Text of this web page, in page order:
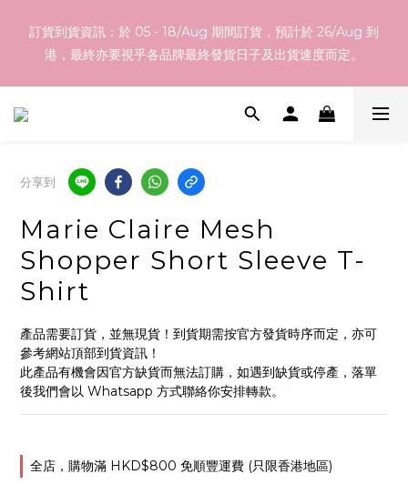
港，最終亦要視乎各品牌最終發貨日子及出貨速度而定。
衫、褲、鞋、家品等等都可以！ 歡迎 Whatsapp 55465100 向我
們查詢！
於本網店選購滿指定總額以上均可享有免運費優惠，香港地區
港，最終亦要視乎各品牌最終發貨日子及出貨速度而定。
分享到
Marie Claire Mesh
Shopper Short Sleeve T-
Shirt
產品需要訂貨，並無現貨！到貨期需按官方發貨時序而定，亦可
參考網站頂部到貨資訊！
此產品有機會因官方缺貨而無法訂購，如遇到缺貨或停產，落單
後我們會以 Whatsapp 方式聯絡你安排轉款。
全店，購物滿 HKD$800 免順豐運費 (只限香港地區)